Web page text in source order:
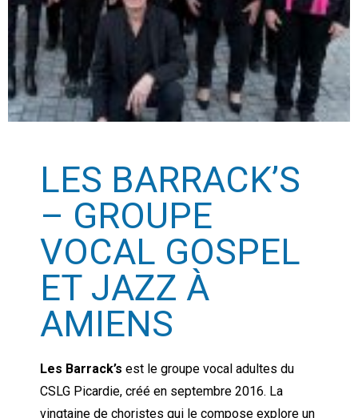
LES BARRACK’S
– GROUPE
VOCAL GOSPEL
ET JAZZ À
AMIENS
Les Barrack’s est le groupe vocal adultes du
CSLG Picardie, créé en septembre 2016. La
vingtaine de choristes qui le compose explore un